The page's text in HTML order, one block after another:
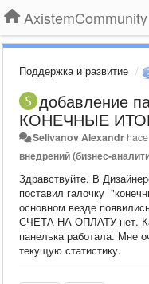
AxistemCommunity
Поддержка и развитие
добавление
КОНЕЧНЫЕ
Selivanov Alexandr
внедрений (бизнес-
Здравствуйте. В
поставил галочку
основном везде
СЧЕТА НА ОПЛАТУ нет.
панелька работала. Мне
текущую статистику.